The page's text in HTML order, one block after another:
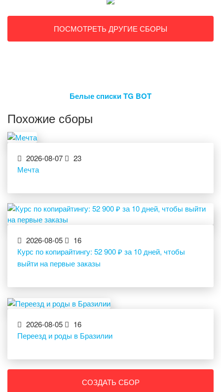
ПОСМОТРЕТЬ ДРУГИЕ СБОРЫ
Белые списки TG BOT
Похожие сборы
2026-08-07
23
Мечта
2026-08-05
16
Курс по копирайтингу: 52 900 ₽ за 10 дней, чтобы
выйти на первые заказы
2026-08-05
16
Переезд и роды в Бразилии
СОЗДАТЬ СБОР